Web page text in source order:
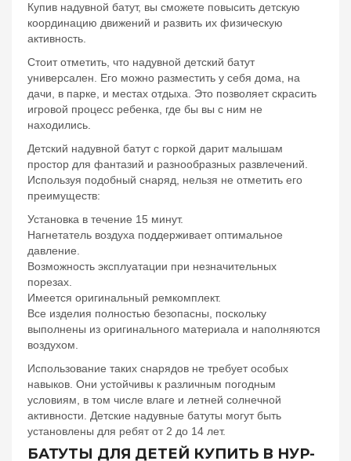
Купив надувной батут, вы сможете повысить детскую
координацию движений и развить их физическую
активность.
Стоит отметить, что надувной детский батут
универсален. Его можно разместить у себя дома, на
дачи, в парке, и местах отдыха. Это позволяет скрасить
игровой процесс ребенка, где бы вы с ним не
находились.
Детский надувной батут с горкой дарит малышам
простор для фантазий и разнообразных развлечений.
Используя подобный снаряд, нельзя не отметить его
преимуществ:
Установка в течение 15 минут.
Нагнетатель воздуха поддерживает оптимальное
давление.
Возможность эксплуатации при незначительных
порезах.
Имеется оригинальный ремкомплект.
Все изделия полностью безопасны, поскольку
выполнены из оригинального материала и наполняются
воздухом.
Использование таких снарядов не требует особых
навыков. Они устойчивы к различным погодным
условиям, в том числе влаге и летней солнечной
активности. Детские надувные батуты могут быть
установлены для ребят от 2 до 14 лет.
БАТУТЫ ДЛЯ ДЕТЕЙ КУПИТЬ В НУР-